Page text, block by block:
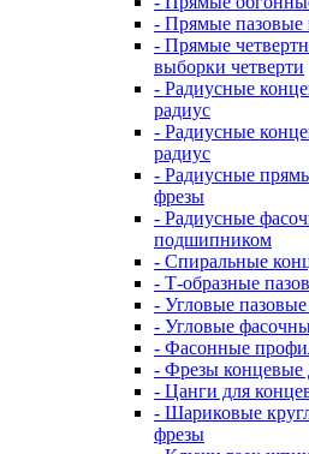
- Прямые пазовые
- Прямые
выборки четверти
- Радиусные
радиус
- Радиусные
радиус
- Радиусные
фрезы
- Радиусные
подшипником
- Спиральные
- Т-образные
- Угловые
- Угловые
- Фасонные
- Фрезы концевые
- Цанги для
- Шариковые
фрезы